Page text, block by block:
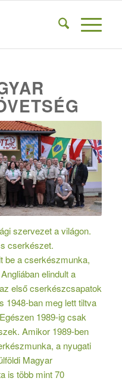
szervezet a világon.
cserkészet.
be a cserkészmunka,
elindult a
első cserkészcsapatok
1948-ban meg lett tiltva
1989-ig csak
Amikor 1989-ben
a nyugati
Magyar
is több mint 70